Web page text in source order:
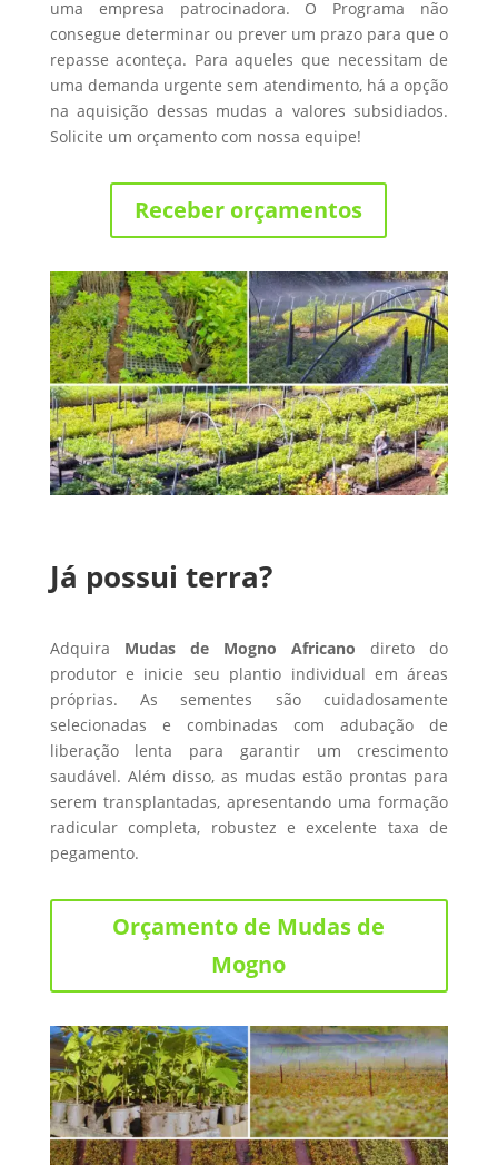
uma empresa patrocinadora. O Programa não
consegue determinar ou prever um prazo para que o
repasse aconteça. Para aqueles que necessitam de
uma demanda urgente sem atendimento, há a opção
na aquisição dessas mudas a valores subsidiados.
Solicite um orçamento com nossa equipe!
Receber orçamentos
Já possui terra?
Adquira Mudas de Mogno Africano direto do
produtor e inicie seu plantio individual em áreas
próprias. As sementes são cuidadosamente
selecionadas e combinadas com adubação de
liberação lenta para garantir um crescimento
saudável. Além disso, as mudas estão prontas para
serem transplantadas, apresentando uma formação
radicular completa, robustez e excelente taxa de
pegamento.
Orçamento de Mudas de
Mogno